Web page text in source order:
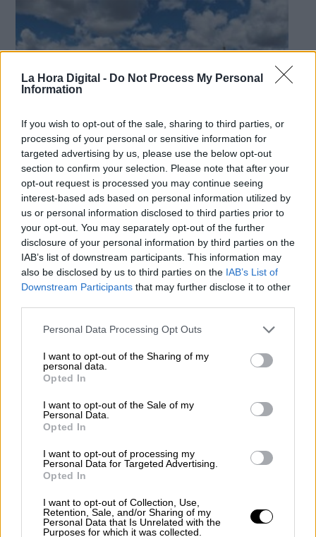
La Hora Digital - Do Not Process My Personal
Information
If you wish to opt-out of the sale, sharing to third parties, or
processing of your personal or sensitive information for
targeted advertising by us, please use the below opt-out
section to confirm your selection. Please note that after your
opt-out request is processed you may continue seeing
interest-based ads based on personal information utilized by
us or personal information disclosed to third parties prior to
your opt-out. You may separately opt-out of the further
disclosure of your personal information by third parties on the
IAB’s list of downstream participants. This information may
also be disclosed by us to third parties on the IAB’s List of
Downstream Participants that may further disclose it to other
Personal Data Processing Opt Outs
I want to opt-out of the Sharing of my
personal data.
Opted In
I want to opt-out of the Sale of my
Personal Data.
Opted In
I want to opt-out of processing my
Personal Data for Targeted Advertising.
Opted In
I want to opt-out of Collection, Use,
Retention, Sale, and/or Sharing of my
Personal Data that Is Unrelated with the
Purposes for which it was collected.
Sevilla acogerá el primer congreso
internacional de Juego de Tronos
PorMarina Torreira
Más artículos de este autor
Juego de Tronos: El comienzo de una
nueva batalla